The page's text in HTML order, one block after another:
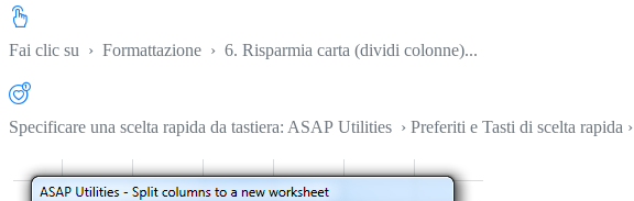
Fai clic su › Formattazione › 6. Risparmia carta (dividi colonne)...
Specificare una scelta rapida da tastiera: ASAP Utilities › Preferiti e Tasti di scelta rapida ›